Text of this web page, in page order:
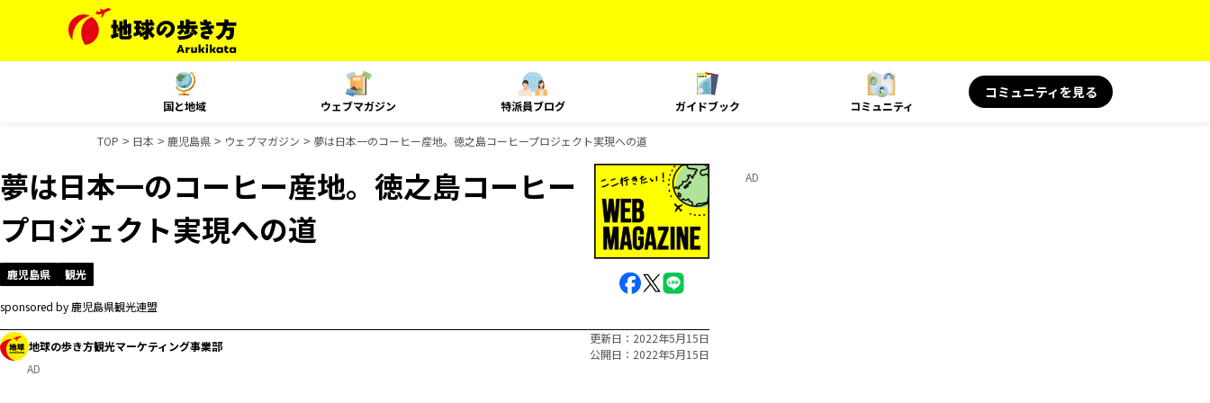
国と地域 ウェブマガジン 特派員ブログ ガイドブック コミュニティ
コミュニティを見る
TOP 日本 鹿児島県 ウェブマガジン 夢は日本一のコーヒー産地。徳之島コーヒープロジェクト実現への道
夢は日本一のコーヒー産地。徳之島コーヒー
プロジェクト実現への道
鹿児島県 観光
sponsored by 鹿児島県観光連盟
地球の歩き方観光マーケティング事業部
更新日
2022年5月15日
公開日
2022年5月15日
AD
AD